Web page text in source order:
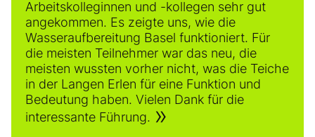
Arbeitskolleginnen und -kollegen sehr gut
angekommen. Es zeigte uns, wie die
Wasseraufbereitung Basel funktioniert. Für
die meisten Teilnehmer war das neu, die
meisten wussten vorher nicht, was die Teiche
in der Langen Erlen für eine Funktion und
Bedeutung haben. Vielen Dank für die
interessante Führung.